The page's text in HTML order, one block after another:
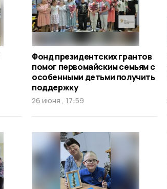
Фонд президентских грантов
помог первомайским семьям с
особенными детьми получить
поддержку
26 июня , 17:59